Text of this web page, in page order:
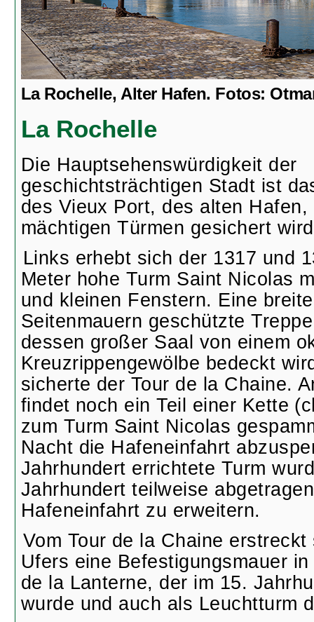
La Rochelle, Alter Hafen. Fotos:
La Rochelle
Die Hauptsehenswürdigkeit der
geschichtsträchtigen Stadt ist
des Vieux Port, des alten
mächtigen Türmen gesichert
Links erhebt sich der 1317 und
Meter hohe Turm Saint Nicolas
und kleinen Fenstern. Eine
Seitenmauern geschützte
dessen großer Saal von einem
Kreuzrippengewölbe bedeckt
sicherte der Tour de la Chaine.
findet noch ein Teil einer Kette
zum Turm Saint Nicolas
Nacht die Hafeneinfahrt
Jahrhundert errichtete Turm
Jahrhundert teilweise
Hafeneinfahrt zu erweitern.
Vom Tour de la Chaine
Ufers eine Befestigungsmauer
de la Lanterne, der im 15.
wurde und auch als Leuchtturm